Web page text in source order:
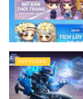
GIFTCODE